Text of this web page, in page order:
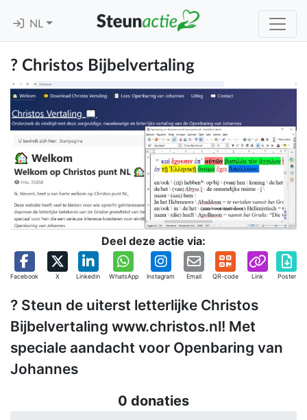
NL
? Christos Bijbelvertaling
Deel deze actie via:
Facebook X Linkedin WhatsApp Instagram Email QR-code Link Poster
? Steun de uiterst letterlijke Christos
Bijbelvertaling www.christos.nl! Met
speciale aandacht voor Openbaring van
Johannes
0 donaties